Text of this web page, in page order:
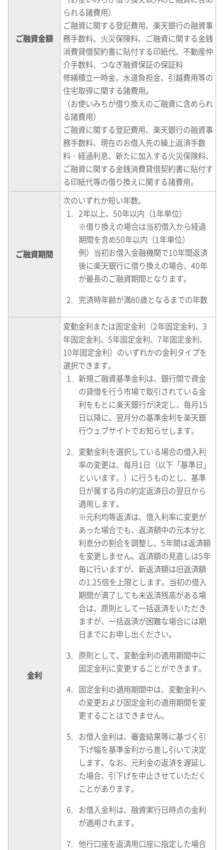
ご融資金額
られる諸費用）
ご融資に関する登記費用、楽天銀行の融資事
務手数料、火災保険料、ご融資に関する金銭
消費貸借契約書に貼付する印紙代、不動産仲
介手数料、つなぎ融資保証の保証料
修繕積立一時金、水道負担金、引越費用等の
住宅取得に関する諸費用。
（お使いみちが借り換えのご融資に含められ
る諸費用）
ご融資に関する登記費用、楽天銀行の融資事
務手数料、現在のお借入先の繰上返済手数
料・経過利息、新たに加入する火災保険料、
ご融資に関する金銭消費貸借契約書に貼付す
る印紙代等の借り換えに関する諸費用。
ご融資期間
次のいずれか短い年数。
2年以上、50年以内（1年単位）
※借り換えの場合は当初借入から経過
期間を含め50年以内（1年単位）
例）当初お借入金融機関で10年間返済
後に楽天銀行に借り換えの場合、40年
が最長のご融資期間となります。
完済時年齢が満80歳となるまでの年数
金利
変動金利または固定金利（2年固定金利、3
年固定金利、5年固定金利、7年固定金利、
10年固定金利）のいずれかの金利タイプを
選択できます。
新規ご融資基準金利は、銀行間で資金
の貸借を行う市場で取引されている金
利をもとに楽天銀行が決定し、毎月15
日以降に、翌月分の基準金利を楽天銀
行ウェブサイトでお知らせします。
変動金利を選択している場合の借入利
率の変更は、毎月1日（以下「基準日」
といいます。）に行うものとし、基準
日が属する月の約定返済日の翌日から
適用します。
※元利均等返済は、借入利率に変更が
あった場合でも、返済額中の元本分と
利息分の割合を調整し、5年間は返済額
を変更しません。返済額の見直しは5年
毎に行いますが、新返済額は旧返済額
の1.25倍を上限とします。当初の借入
期間が満了しても未返済残高がある場
合は、原則として一括返済をいただき
ますが、一括返済が困難な場合には期
日までにお申し出ください。
原則として、変動金利の適用期間中に
固定金利に変更することができます。
固定金利の適用期間中は、変動金利へ
の変更および固定金利の適用期間を変
更することはできません。
お借入金利は、審査結果等に基づく引
下げ幅を基準金利から差し引いて決定
します。なお、元利金の返済を遅延し
た場合、引下げを中止させていただく
ことがあります。
お借入金利は、融資実行日時点の金利
が適用されます。
他行口座を返済用口座に指定した場合